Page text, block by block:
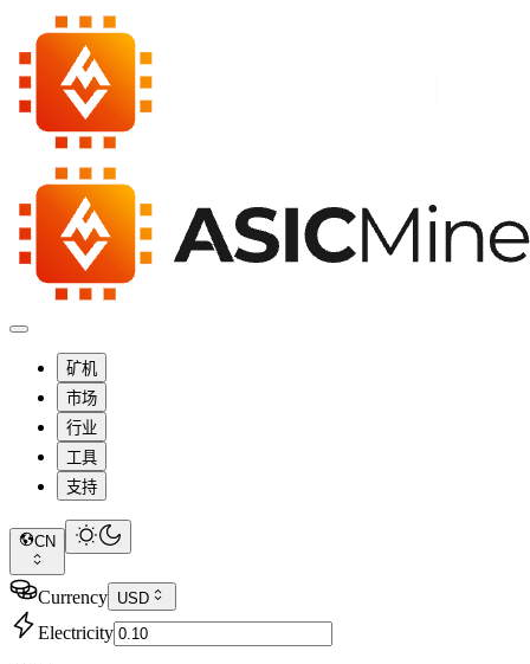
矿机
市场
行业
工具
支持
CN
Currency USD
Electricity